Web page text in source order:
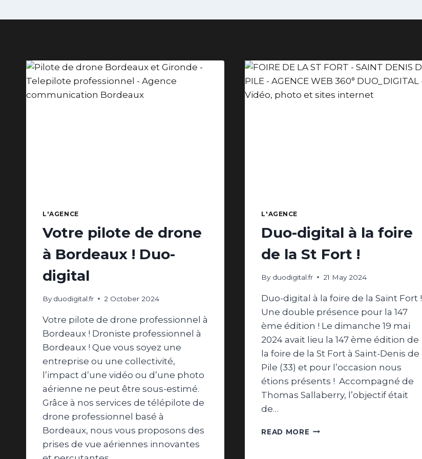
L'AGENCE
Votre pilote de drone
à Bordeaux ! Duo-
digital
By duodigital.fr 2 October 2024
Votre pilote de drone professionnel à
Bordeaux ! Droniste professionnel à
Bordeaux ! Que vous soyez une
entreprise ou une collectivité,
l’impact d’une vidéo ou d’une photo
aérienne ne peut être sous-estimé.
Grâce à nos services de télépilote de
drone professionnel basé à
Bordeaux, nous vous proposons des
prises de vue aériennes innovantes
L'AGENCE
Duo-digital à la foire
de la St Fort !
By duodigital.fr 21 May 2024
Duo-digital à la foire de la Saint Fort !
Une double présence pour la 147
ème édition ! Le dimanche 19 mai
2024 avait lieu la 147 ème édition de
la foire de la St Fort à Saint-Denis de
Pile (33) et pour l’occasion nous
étions présents ! Accompagné de
Thomas Sallaberry, l’objectif était
de…
READ MORE DUO-